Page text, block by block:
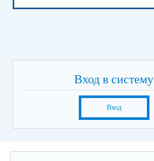
Вход в систему
Вход